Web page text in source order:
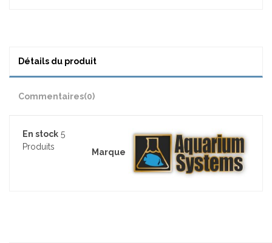
Détails du produit
Commentaires(0)
Marque
En stock 5
Produits